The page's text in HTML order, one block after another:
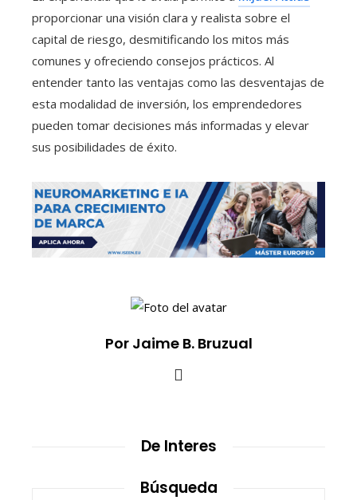
proporcionar una visión clara y realista sobre el
capital de riesgo, desmitificando los mitos más
comunes y ofreciendo consejos prácticos. Al
entender tanto las ventajas como las desventajas de
esta modalidad de inversión, los emprendedores
pueden tomar decisiones más informadas y elevar
sus posibilidades de éxito.
Por Jaime B. Bruzual
De Interes
Búsqueda